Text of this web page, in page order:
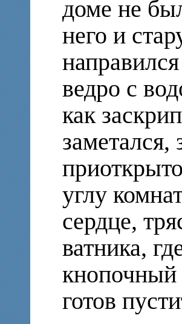
доме не
него и
ведро с
как
заметался,
углу
сердце,
ватника,
кнопочный
готов